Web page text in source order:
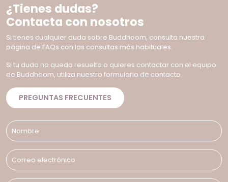
¿Tienes dudas?
Contacta con nosotros
Si tienes cualquier duda sobre Buddhoom, consulta nuestra
página de FAQs con las consultas más habituales.
Si tu duda no queda resuelta o quieres contactar con el equipo
de Buddhoom, utiliza nuestro formulario de contacto.
PREGUNTAS FRECUENTES